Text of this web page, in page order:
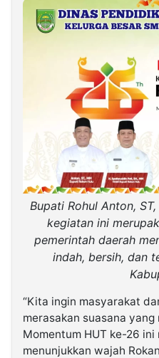
Bupati Rohul Anton,
kegiatan ini
pemerintah daerah
indah, bersih, dan
“Kita ingin masyarakat
merasakan suasana
Momentum HUT ke-26
menunjukkan wajah